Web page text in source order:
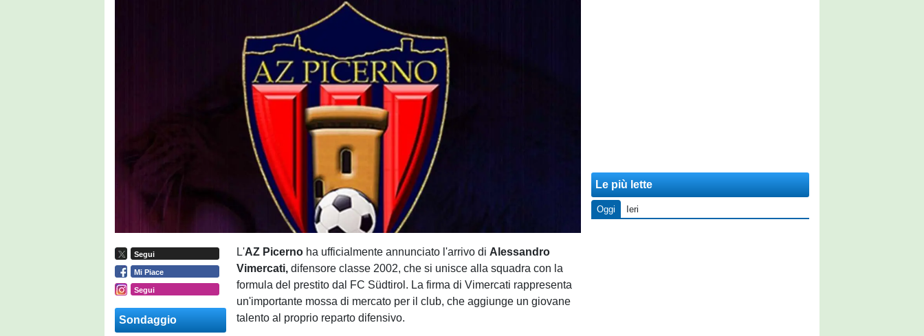
Segui
Mi Piace
Segui
Sondaggio
L'AZ Picerno ha ufficialmente annunciato l'arrivo di Alessandro
Vimercati, difensore classe 2002, che si unisce alla squadra con la
formula del prestito dal FC Südtirol. La firma di Vimercati rappresenta
un'importante mossa di mercato per il club, che aggiunge un giovane
talento al proprio reparto difensivo.
Le più lette
Oggi Ieri